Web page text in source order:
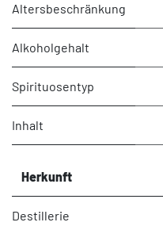
Altersbeschränkung
Alkoholgehalt
Spirituosentyp
Inhalt
Herkunft
Destillerie